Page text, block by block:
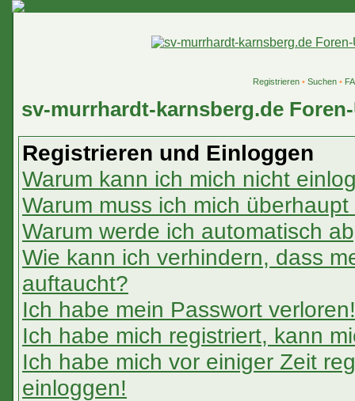
Registrieren• Suchen•
sv-murrhardt-karnsberg.de
Registrieren und Einloggen
Warum kann ich mich nicht
Warum muss ich mich
Warum werde ich automatisch
Wie kann ich verhindern, dass
auftaucht?
Ich habe mein Passwort verloren!
Ich habe mich registriert, kann
Ich habe mich vor einiger Zeit
einloggen!